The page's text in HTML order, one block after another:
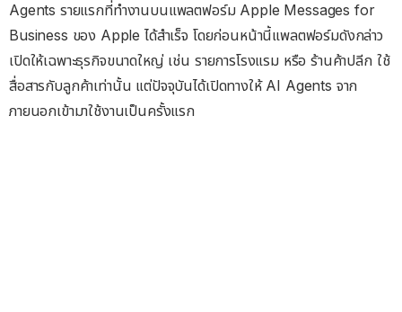
Agents รายแรกที่ทำงานบนแพลตฟอร์ม Apple Messages for
Business ของ Apple ได้สำเร็จ โดยก่อนหน้านี้แพลตฟอร์มดังกล่าว
เปิดให้เฉพาะธุรกิจขนาดใหญ่ เช่น รายการโรงแรม หรือ ร้านค้าปลีก ใช้
สื่อสารกับลูกค้าเท่านั้น แต่ปัจจุบันได้เปิดทางให้ AI Agents จาก
ภายนอกเข้ามาใช้งานเป็นครั้งแรก